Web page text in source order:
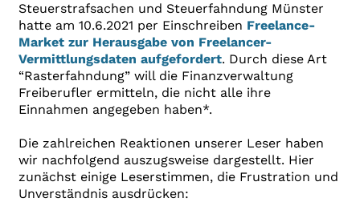
Steuerstrafsachen und Steuerfahndung Münster
hatte am 10.6.2021 per Einschreiben Freelance-
Market zur Herausgabe von Freelancer-
Vermittlungsdaten aufgefordert. Durch diese Art
“Rasterfahndung” will die Finanzverwaltung
Freiberufler ermitteln, die nicht alle ihre
Einnahmen angegeben haben*.
Die zahlreichen Reaktionen unserer Leser haben
wir nachfolgend auszugsweise dargestellt. Hier
zunächst einige Leserstimmen, die Frustration und
Unverständnis ausdrücken: